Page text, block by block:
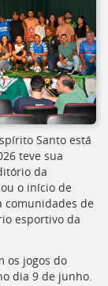
Santo está
teve sua
da
o início de
comunidades de
esportivo da
os jogos do
dia 9 de junho.